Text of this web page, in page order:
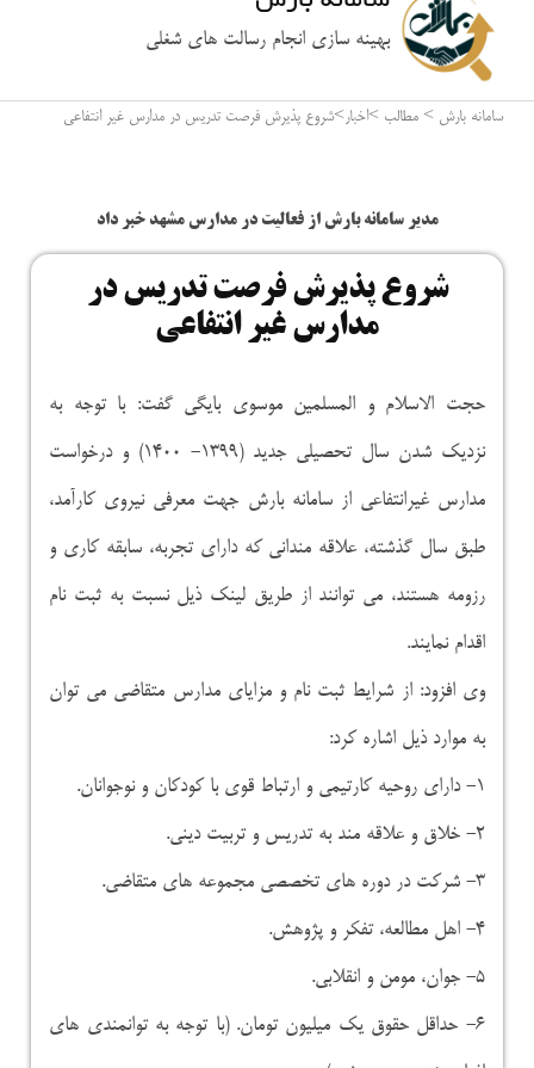
بهینه سازی انجام رسالت های شغلی
سامانه بارش > مطالب >اخبار>شروع پذیرش فرصت تدریس در مدارس غیر انتفاعی
مدیر سامانه بارش از فعالیت در مدارس مشهد خبر داد
شروع پذیرش فرصت تدریس در
مدارس غیر انتفاعی
حجت الاسلام و المسلمین موسوی بایگی گفت: با توجه به
نزدیک شدن سال تحصیلی جدید (۱۳۹۹- ۱۴۰۰) و درخواست
مدارس غیرانتفاعی از سامانه بارش جهت معرفی نیروی کارآمد،
طبق سال گذشته، علاقه مندانی که دارای تجربه، سابقه کاری و
رزومه هستند، می توانند از طریق لینک ذیل نسبت به ثبت نام
اقدام نمایند.
وی افزود: از شرایط ثبت نام و مزایای مدارس متقاضی می توان
به موارد ذیل اشاره کرد:
۱- دارای روحیه کارتیمی و ارتباط قوی با کودکان و نوجوانان.
۲- خلاق و علاقه مند به تدریس و تربیت دینی.
۳- شرکت در دوره های تخصصی مجموعه های متقاضی.
۴- اهل مطالعه، تفکر و پژوهش.
۵- جوان، مومن و انقلابی.
۶- حداقل حقوق یک میلیون تومان. (با توجه به توانمندی های